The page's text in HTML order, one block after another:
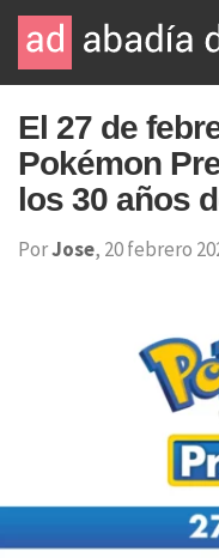
El 27 de
Pokémon
los 30 años
PorJose, 20 febrero